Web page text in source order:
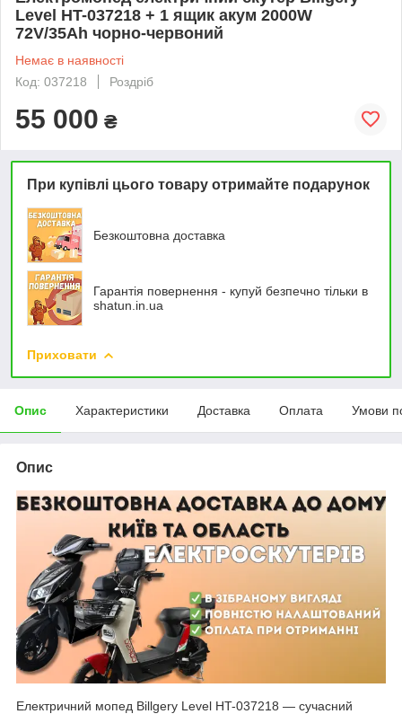
Level HT-037218 + 1 ящик акум 2000W
72V/35Ah чорно-червоний
Немає в наявності
Код: 037218
Роздріб
55 000 ₴
При купівлі цього товару отримайте подарунок
Безкоштовна доставка
Гарантія повернення - купуй безпечно тільки в
shatun.in.ua
Приховати
Опис Характеристики Доставка Оплата Умови
Опис
Електричний мопед Billgery Level HT-037218 — сучасний